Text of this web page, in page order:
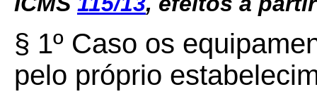
§ 1º Caso os
pelo próprio